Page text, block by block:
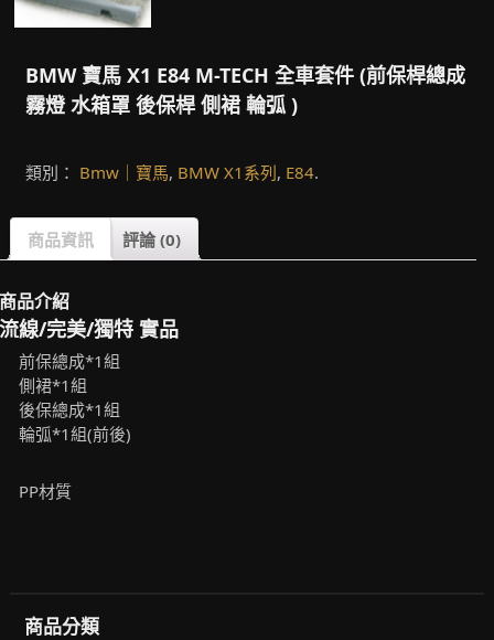
BMW 寶馬 X1 E84 M-TECH 全車套件 (前保桿總成
霧燈 水箱罩 後保桿 側裙 輪弧 )
類別： Bmw｜寶馬, BMW X1系列, E84.
商品資訊 評論 (0)
品介紹
線/完美/獨特 實品
前保總成*1組
側裙*1組
後保總成*1組
輪弧*1組(前後)
PP材質
商品分類